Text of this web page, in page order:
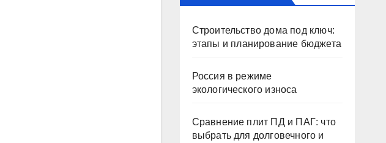
Строительство дома под ключ:
этапы и планирование бюджета
Россия в режиме
экологического износа
Сравнение плит ПД и ПАГ: что
выбрать для долговечного и